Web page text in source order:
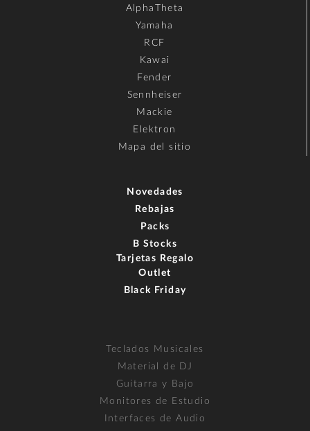
AlphaTheta
Yamaha
RCF
Kawai
Fender
Sennheiser
Mackie
Elektron
Mapa del sitio
Novedades
Rebajas
Packs
B Stocks
Tarjetas Regalo
Outlet
Black Friday
Teclados Musicales
Material de DJ
Guitarra y Bajo
Monitores de Estudio
Interfaces de Audio